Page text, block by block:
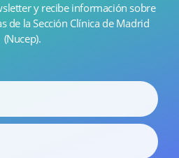
y recibe información sobre
de la Sección Clínica de Madrid
(Nucep).